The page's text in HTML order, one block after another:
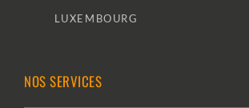
LUXEMBOURG
NOS SERVICES